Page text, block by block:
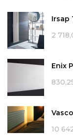
Irsap
2
Enix
10